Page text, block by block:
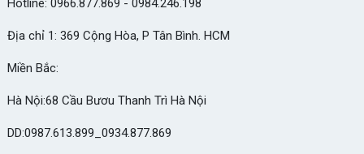
Hotline: 0966.877.869 - 0984.246.198
Địa chỉ 1: 369 Cộng Hòa, P Tân Bình. HCM
Miền Bắc:
Hà Nội:68 Cầu Bươu Thanh Trì Hà Nội
DD:0987.613.899_0934.877.869